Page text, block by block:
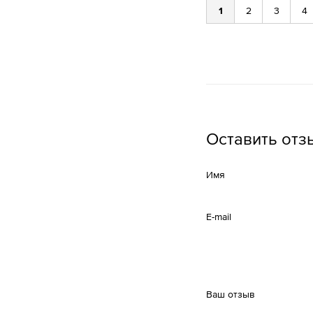
1 2 3 4
Оставить
Имя
E-mail
Ваш отзыв